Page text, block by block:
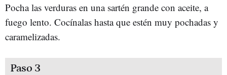
Pocha las verduras en una sartén grande con aceite, a
fuego lento. Cocínalas hasta que estén muy pochadas y
caramelizadas.
Paso 3